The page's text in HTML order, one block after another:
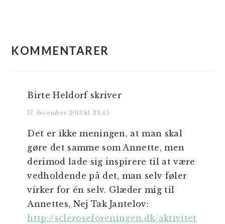
KOMMENTARER
Birte Heldorf skriver
17. december 2013 kl. 23:45
Det er ikke meningen, at man skal
gøre det samme som Annette, men
derimod lade sig inspirere til at være
vedholdende på det, man selv føler
virker for én selv. Glæder mig til
Annettes, Nej Tak Jantelov:
http://scleroseforeningen.dk/aktivitet